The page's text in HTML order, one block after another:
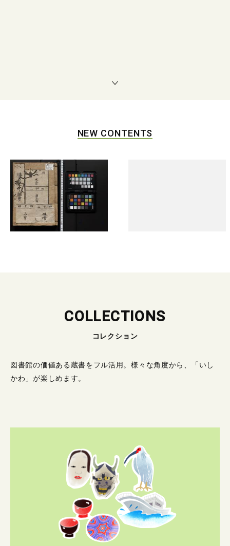
NEW CONTENTS
COLLECTIONS
コレクション
図書館の価値ある蔵書をフル活用。様々な角度から、「いし
かわ」が楽しめます。